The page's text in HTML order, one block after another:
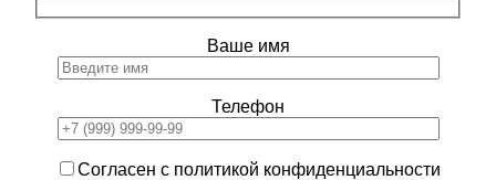
Ваше имя
Телефон
Согласен с политикой конфиденциальности